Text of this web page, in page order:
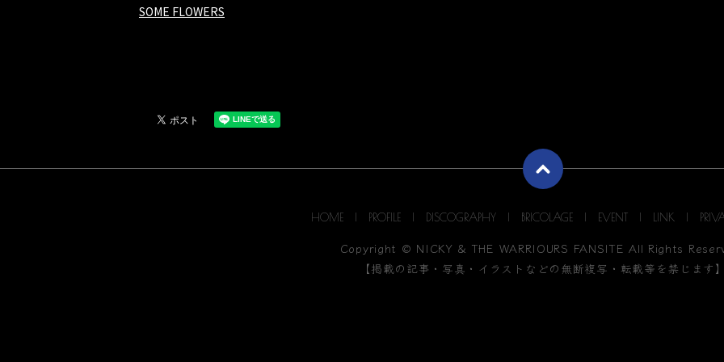
SOME FLOWERS
HOME PROFILE DISCOGRAPHY BRICOLAGE EVENT LINK
Copyright © NICKY & THE WARRIOURS FANSITE All Rights
【掲載の記事・写真・イラストなどの無断複写・転載等を禁じます】